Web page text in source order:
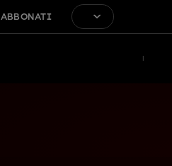
ABBONATI